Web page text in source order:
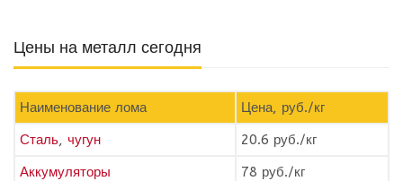
Цены на металл сегодня
Наименование лома
Цена, руб./кг
Сталь, чугун
20.6 руб./кг
Аккумуляторы
78 руб./кг